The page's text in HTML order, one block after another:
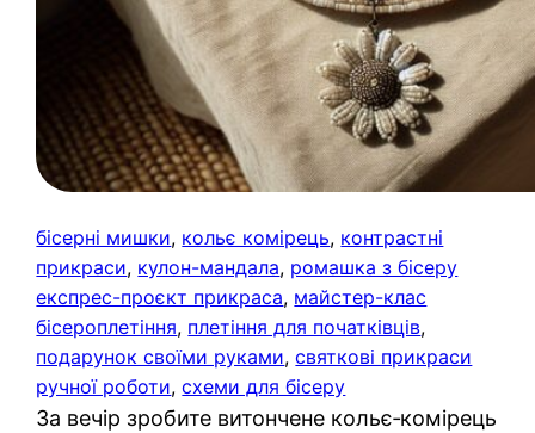
бісерні мишки, кольє комірець, контрастні
прикраси, кулон-мандала, ромашка з бісеру
експрес-проєкт прикраса, майстер-клас
бісероплетіння, плетіння для початківців
подарунок своїми руками, святкові прикраси
ручної роботи, схеми для бісеру
За вечір зробите витончене кольє‑комірець